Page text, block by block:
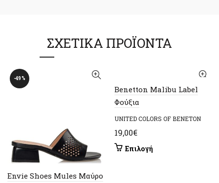
ΣΧΕΤΙΚΆ ΠΡΟΪΌΝΤΑ
-49%
Envie Shoes Mules Μαύρο
Benetton Malibu Label
Φούξια
UNITED COLORS OF BENETON
19,00€
Επιλογή